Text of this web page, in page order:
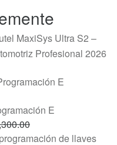
MaxiSys Ultra S2 –
Profesional 2026
E